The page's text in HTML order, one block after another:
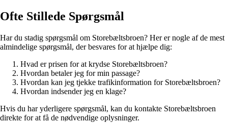
Ofte Stillede Spørgsmål
Har du stadig spørgsmål om Storebæltsbroen? Her er nogle af de mest
almindelige spørgsmål, der besvares for at hjælpe dig:
Hvad er prisen for at krydse Storebæltsbroen?
Hvordan betaler jeg for min passage?
Hvordan kan jeg tjekke trafikinformation for Storebæltsbroen?
Hvordan indsender jeg en klage?
Hvis du har yderligere spørgsmål, kan du kontakte Storebæltsbroen
direkte for at få de nødvendige oplysninger.